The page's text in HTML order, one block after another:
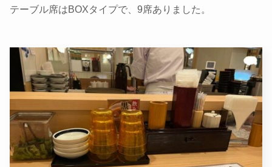
テーブル席はBOXタイプで、9席ありました。